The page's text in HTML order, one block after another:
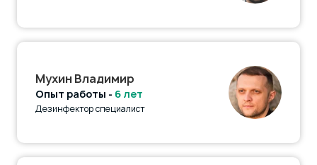
Мухин Владимир
Опыт работы - 6 лет
Дезинфектор специалист